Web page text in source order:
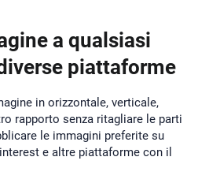
a qualsiasi
piattaforme
in orizzontale, verticale,
rapporto senza ritagliare le parti
le immagini preferite su
e altre piattaforme con il